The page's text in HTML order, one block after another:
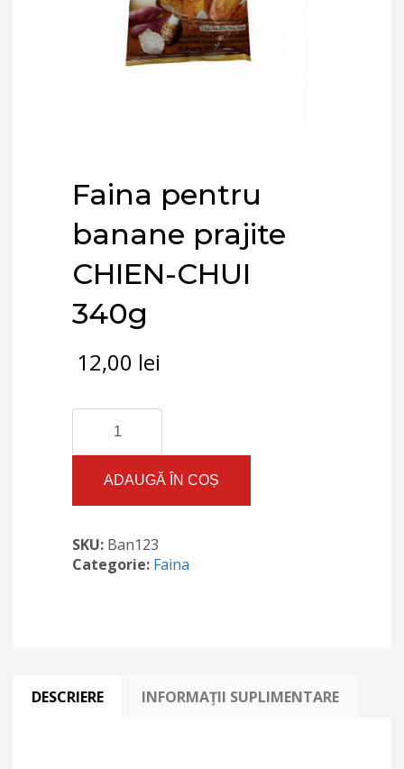
Faina pentru
banane prajite
CHIEN-CHUI
340g
12,00 lei
pentru
banane
CHUI
340g
ADAUGĂ ÎN COȘ
SKU: Ban123
Categorie: Faina
DESCRIERE INFORMAȚII SUPLIMENTARE